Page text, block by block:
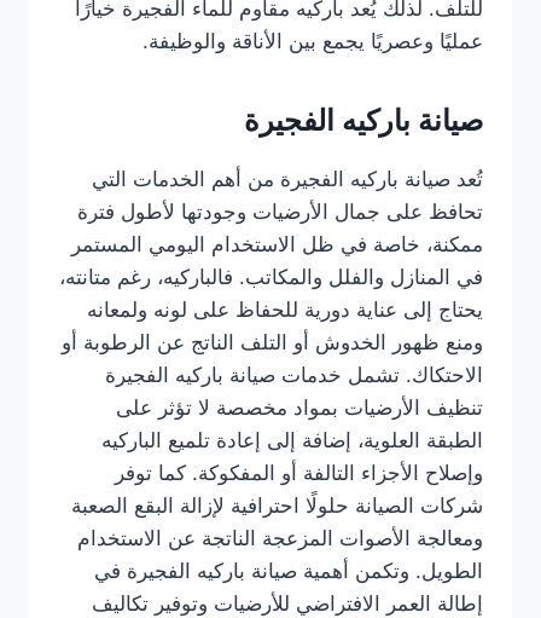
للتلف. لذلك يُعد باركيه مقاوم للماء الفجيرة خيارًا
عمليًا وعصريًا يجمع بين الأناقة والوظيفة.
صيانة باركيه الفجيرة
تُعد صيانة باركيه الفجيرة من أهم الخدمات التي
تحافظ على جمال الأرضيات وجودتها لأطول فترة
ممكنة، خاصة في ظل الاستخدام اليومي المستمر
في المنازل والفلل والمكاتب. فالباركيه، رغم متانته،
يحتاج إلى عناية دورية للحفاظ على لونه ولمعانه
ومنع ظهور الخدوش أو التلف الناتج عن الرطوبة أو
الاحتكاك. تشمل خدمات صيانة باركيه الفجيرة
تنظيف الأرضيات بمواد مخصصة لا تؤثر على
الطبقة العلوية، إضافة إلى إعادة تلميع الباركيه
وإصلاح الأجزاء التالفة أو المفكوكة. كما توفر
شركات الصيانة حلولًا احترافية لإزالة البقع الصعبة
ومعالجة الأصوات المزعجة الناتجة عن الاستخدام
الطويل. وتكمن أهمية صيانة باركيه الفجيرة في
إطالة العمر الافتراضي للأرضيات وتوفير تكاليف